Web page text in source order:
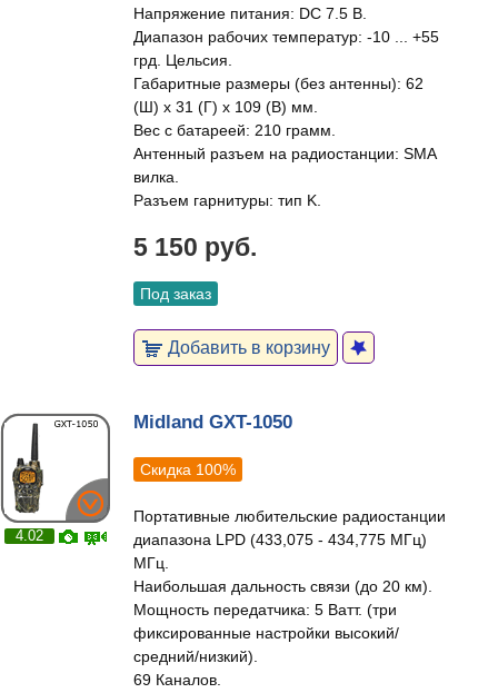
Напряжение питания: DC 7.5 В.
Диапазон рабочих температур: -10 ... +55
грд. Цельсия.
Габаритные размеры (без антенны): 62
(Ш) х 31 (Г) х 109 (В) мм.
Вес с батареей: 210 грамм.
Антенный разъем на радиостанции: SMA
вилка.
Разъем гарнитуры: тип K.
5 150 руб.
Под заказ
Добавить в корзину
4.02
Midland GXT-1050
Скидка 100%
Портативные любительские радиостанции
диапазона LPD (433,075 - 434,775 МГц)
МГц.
Наибольшая дальность связи (до 20 км).
Мощность передатчика: 5 Ватт. (три
фиксированные настройки высокий/
средний/низкий).
69 Каналов.